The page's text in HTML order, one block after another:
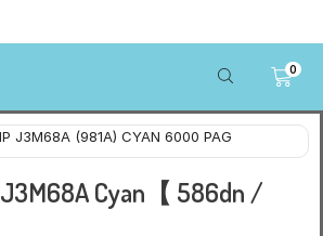
0
Cyan【 586dn /